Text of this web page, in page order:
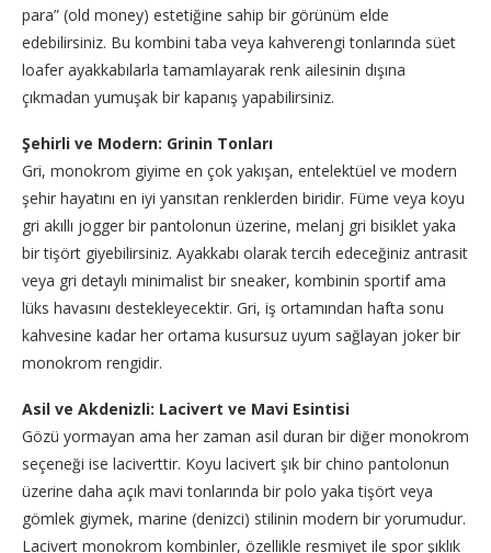
para” (old money) estetiğine sahip bir görünüm elde
edebilirsiniz. Bu kombini taba veya kahverengi tonlarında süet
loafer ayakkabılarla tamamlayarak renk ailesinin dışına
çıkmadan yumuşak bir kapanış yapabilirsiniz.
Şehirli ve Modern: Grinin Tonları
Gri, monokrom giyime en çok yakışan, entelektüel ve modern
şehir hayatını en iyi yansıtan renklerden biridir. Füme veya koyu
gri akıllı jogger bir pantolonun üzerine, melanj gri bisiklet yaka
bir tişört giyebilirsiniz. Ayakkabı olarak tercih edeceğiniz antrasit
veya gri detaylı minimalist bir sneaker, kombinin sportif ama
lüks havasını destekleyecektir. Gri, iş ortamından hafta sonu
kahvesine kadar her ortama kusursuz uyum sağlayan joker bir
monokrom rengidir.
Asil ve Akdenizli: Lacivert ve Mavi Esintisi
Gözü yormayan ama her zaman asil duran bir diğer monokrom
seçeneği ise laciverttir. Koyu lacivert şık bir chino pantolonun
üzerine daha açık mavi tonlarında bir polo yaka tişört veya
gömlek giymek, marine (denizci) stilinin modern bir yorumudur.
Lacivert monokrom kombinler, özellikle resmiyet ile spor şıklık